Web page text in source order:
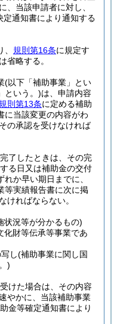
、当該申請者に対し、
通知書により通知する
規則第16条に規定す
省略する。
(以下「補助事業」とい
という。)は、申請内容
則第13条に定める補助
に当該変更の内容がわ
の承認を受けなければ
了したときは、その完
る日又は補助金の交付
か早い期日までに、
等実績報告書に次に掲
ければならない。
状況等が分かるもの)
化財等伝承等事業であ
し(補助事業に関し国
)
けた場合は、その内容
やかに、当該補助事業
金等確定通知書により